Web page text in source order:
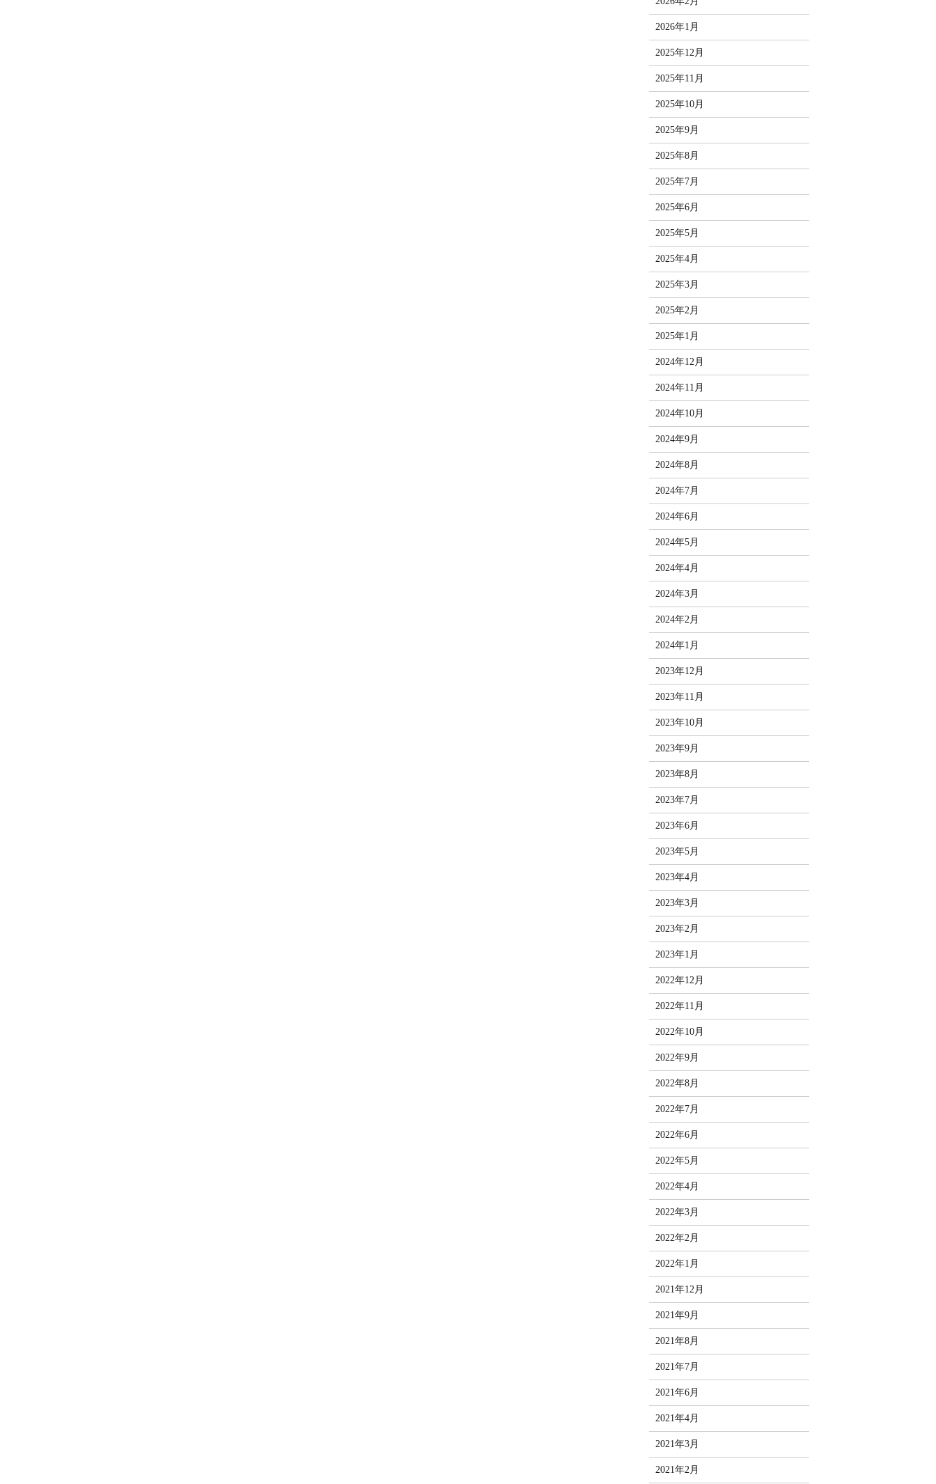
2026年1月
2025年12月
2025年11月
2025年10月
2025年9月
2025年8月
2025年7月
2025年6月
2025年5月
2025年4月
2025年3月
2025年2月
2025年1月
2024年12月
2024年11月
2024年10月
2024年9月
2024年8月
2024年7月
2024年6月
2024年5月
2024年4月
2024年3月
2024年2月
2024年1月
2023年12月
2023年11月
2023年10月
2023年9月
2023年8月
2023年7月
2023年6月
2023年5月
2023年4月
2023年3月
2023年2月
2023年1月
2022年12月
2022年11月
2022年10月
2022年9月
2022年8月
2022年7月
2022年6月
2022年5月
2022年4月
2022年3月
2022年2月
2022年1月
2021年12月
2021年9月
2021年8月
2021年7月
2021年6月
2021年4月
2021年3月
2021年2月